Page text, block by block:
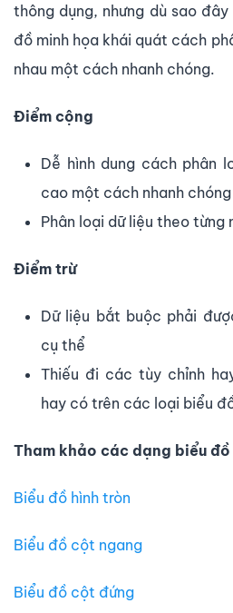
thông dụng, nhưng dù sao
đồ minh họa khái quát cách
nhau một cách nhanh chóng.
Điểm cộng
Dễ hình dung cách phân
cao một cách nhanh chóng
Phân loại dữ liệu theo từng
Điểm trừ
Dữ liệu bắt buộc phải
cụ thể
Thiếu đi các tùy chỉnh
hay có trên các loại biểu
Tham khảo các dạng biểu
Biểu đồ hình tròn
Biểu đồ cột ngang
Biểu đồ cột đứng